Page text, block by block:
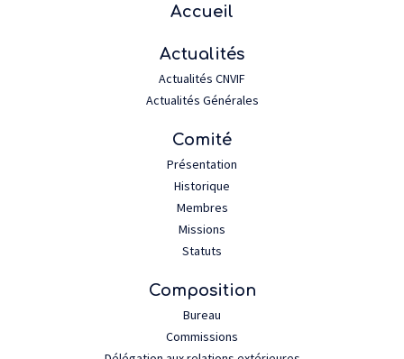
Accueil
Actualités
Actualités CNVIF
Actualités Générales
Comité
Présentation
Historique
Membres
Missions
Statuts
Composition
Bureau
Commissions